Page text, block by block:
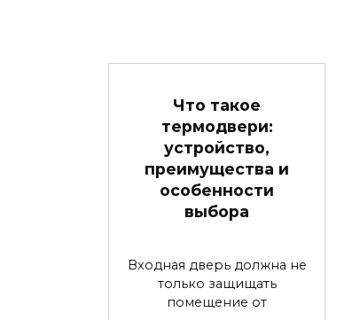
Что такое
термодвери:
устройство,
преимущества и
особенности
выбора
Входная дверь должна не
только защищать
помещение от